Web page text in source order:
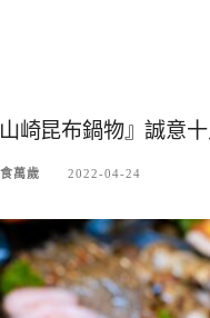
崎昆布鍋物』誠意
萬歲 2022-04-24